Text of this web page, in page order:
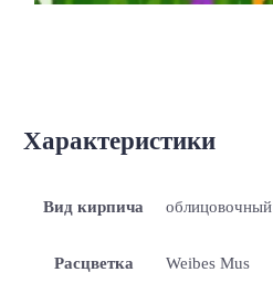
Характеристики
Вид кирпича облицовочный
Расцветка Weibes Mus